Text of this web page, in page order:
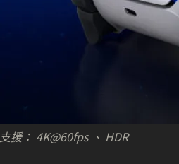
支援： 4K@60fps 、 HDR